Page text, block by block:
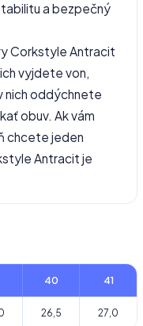
a bezpečný
Corkstyle Antracit
vyjdete von,
nich oddýchnete
obuv. Ak vám
chcete jeden
Antracit je
40 41
26,5 27,0